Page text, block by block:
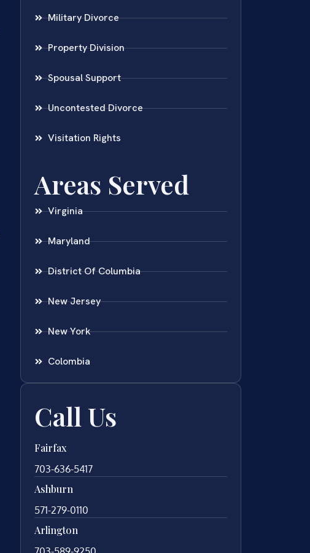
Military Divorce
Property Division
Spousal Support
Uncontested Divorce
Visitation Rights
Areas Served
Virginia
Maryland
District Of Columbia
New Jersey
New York
Colombia
Call Us
Fairfax
703-636-5417
Ashburn
571-279-0110
Arlington